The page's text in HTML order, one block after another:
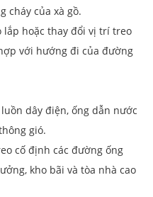
cháy của xà gồ.
lắp hoặc thay đổi vị trí treo
với hướng đi của đường
dây điện, ống dẫn nước
gió.
cố định các đường ống
kho bãi và tòa nhà cao